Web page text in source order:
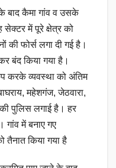
बाद कैमा गांव व उसके
सेक्टर में पूरे क्षेत्र को
फोर्स लगा दी गई है।
बंद किया गया है।
करके व्यवस्था को अंतिम
महेशगंज, जेठवारा,
पुलिस लगाई है। हर
गांव में बनाए गए
तैनात किया गया है